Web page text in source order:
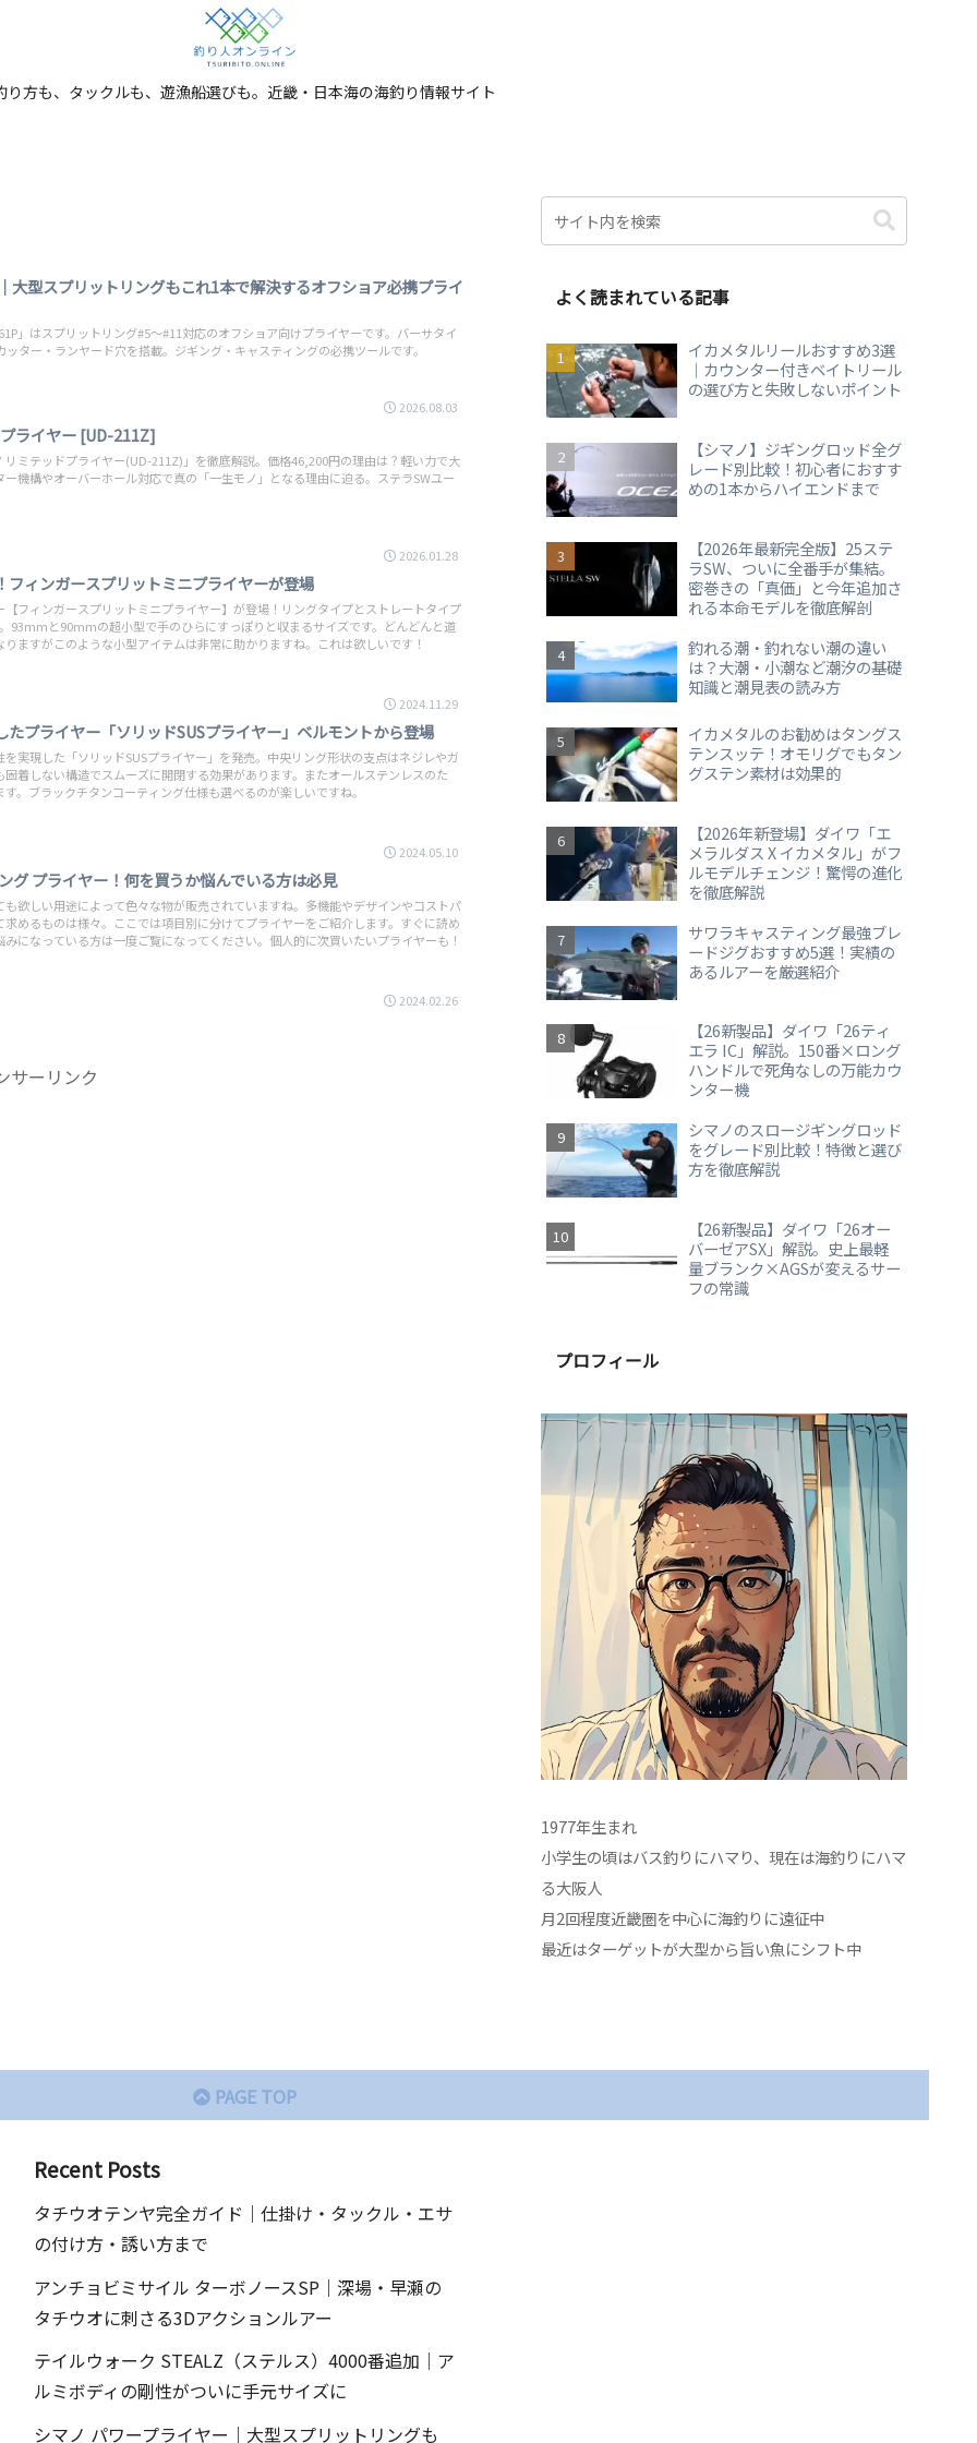
り方も、タックルも、遊漁船選びも。近畿・日本海の海釣り情報サイト
大型スプリットリングもこれ1本で解決するオフショア必携プライ
」はスプリットリング#5〜#11対応のオフショア向けプライヤーです。バーサタイ
ター・ランヤード穴を搭載。ジギング・キャスティングの必携ツールです。
2026.08.03
ライヤー [UD-211Z]
ミテッドプライヤー(UD-211Z)」を徹底解説。価格46,200円の理由は？軽い力で大
機構やオーバーホール対応で真の「一生モノ」となる理由に迫る。ステラSWユー
2026.01.28
フィンガースプリットミニプライヤーが登場
フィンガースプリットミニプライヤー】が登場！リングタイプとストレートタイプ
93mmと90mmの超小型で手のひらにすっぽりと収まるサイズです。どんどんと道
ますがこのような小型アイテムは非常に助かりますね。これは欲しいです！
2024.11.29
プライヤー「ソリッドSUSプライヤー」ベルモントから登場
実現した「ソリッドSUSプライヤー」を発売。中央リング形状の支点はネジレやガ
着しない構造でスムーズに開閉する効果があります。またオールステンレスのた
。ブラックチタンコーティング仕様も選べるのが楽しいですね。
2024.05.10
グ プライヤー！何を買うか悩んでいる方は必見
欲しい用途によって色々な物が販売されていますね。多機能やデザインやコストパ
めるものは様々。ここでは項目別に分けてプライヤーをご紹介します。すぐに読め
になっている方は一度ご覧になってください。個人的に次買いたいプライヤーも！
2024.02.26
サーリンク
よく読まれている記事
イカメタルリールおすすめ3選
｜カウンター付きベイトリール
の選び方と失敗しないポイント
【シマノ】ジギングロッド全グ
レード別比較！初心者におすす
めの1本からハイエンドまで
【2026年最新完全版】25ステ
ラSW、ついに全番手が集結。
密巻きの「真価」と今年追加さ
れる本命モデルを徹底解剖
釣れる潮・釣れない潮の違い
は？大潮・小潮など潮汐の基礎
知識と潮見表の読み方
イカメタルのお勧めはタングス
テンスッテ！オモリグでもタン
グステン素材は効果的
【2026年新登場】ダイワ「エ
メラルダス X イカメタル」がフ
ルモデルチェンジ！驚愕の進化
を徹底解説
サワラキャスティング最強ブレ
ードジグおすすめ5選！実績の
あるルアーを厳選紹介
【26新製品】ダイワ「26ティ
エラ IC」解説。150番×ロング
ハンドルで死角なしの万能カウ
ンター機
シマノのスロージギングロッド
をグレード別比較！特徴と選び
方を徹底解説
【26新製品】ダイワ「26オー
バーゼアSX」解説。史上最軽
量ブランク×AGSが変えるサー
フの常識
プロフィール
1977年生まれ
小学生の頃はバス釣りにハマり、現在は海釣りにハマ
る大阪人
月2回程度近畿圏を中心に海釣りに遠征中
最近はターゲットが大型から旨い魚にシフト中
PAGE TOP
Recent Posts
タチウオテンヤ完全ガイド｜仕掛け・タックル・エサ
の付け方・誘い方まで
アンチョビミサイル ターボノースSP｜深場・早瀬の
タチウオに刺さる3Dアクションルアー
テイルウォーク STEALZ（ステルス）4000番追加｜ア
ルミボディの剛性がついに手元サイズに
シマノ パワープライヤー｜大型スプリットリングも